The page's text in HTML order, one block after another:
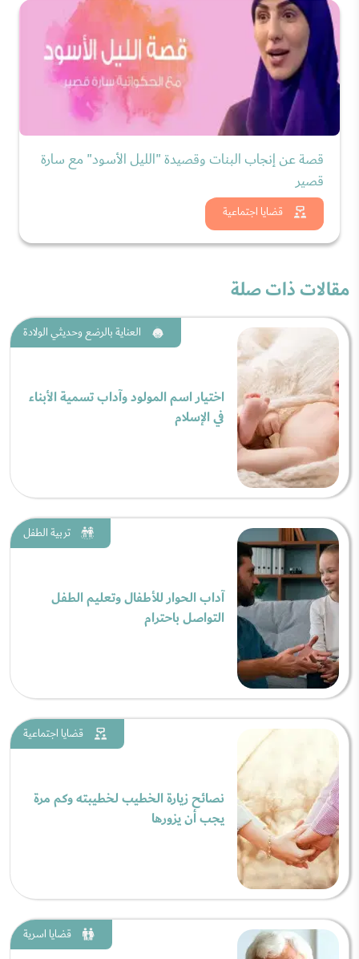
قضايا اجتماعية
قصة عن إنجاب البنات وقصيدة "الليل الأسود" مع سارة
قصير
شاهد الان
مقالات ذات صلة
العناية بالرضع وحديثي الولادة
اختيار اسم المولود وآداب تسمية الأبناء
في الإسلام
تربية الطفل
آداب الحوار للأطفال وتعليم الطفل
التواصل باحترام
قضايا اجتماعية
نصائح زيارة الخطيب لخطيبته وكم مرة
يجب أن يزورها
قضايا اسرية